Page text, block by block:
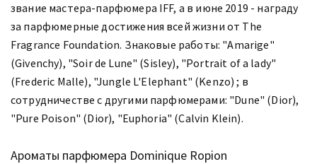
звание мастера-парфюмера IFF, а в июне 2019 - награду
за парфюмерные достижения всей жизни от The
Fragrance Foundation. Знаковые работы: "Amarige"
(Givenchy), "Soir de Lune" (Sisley), "Portrait of a lady"
(Frederic Malle), "Jungle L'Elephant" (Kenzo) ; в
сотрудничестве с другими парфюмерами: "Dune" (Dior),
"Pure Poison" (Dior), "Euphoria" (Calvin Klein).
Ароматы парфюмера Dominique Ropion